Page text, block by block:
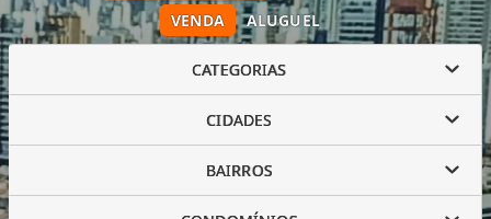
VENDA ALUGUEL
CATEGORIAS
CIDADES
BAIRROS